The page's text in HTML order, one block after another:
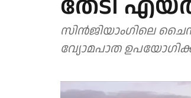
സിന്‍ജിയാംഗിലെ
വ്യോമപാത